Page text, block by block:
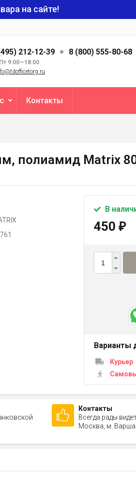
на сайте!
212-12-39 8 (800) 555-80-68
9:00—18:00
Контакты
полиамид Matrix
В
450 ₽
Варианты
Курьер
Контакты
Всегда рады
Москва, м.